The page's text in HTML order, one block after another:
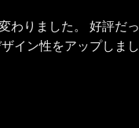
わりました。 好評だっ
イン性をアップしまし